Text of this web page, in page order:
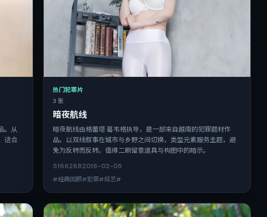
。从
适合
热门犯罪片
3 张
暗夜航线
暗夜航线由格蕾塔·葛韦格执导，是一部来自越南的犯罪题材作
品。以双线叙事在城市与乡野之间切换，类型元素服务主题，避
免为反转而反转。值得二刷留意道具与构图中的暗示。
51662682016-02-05
#经典回顾#犯罪#综艺#